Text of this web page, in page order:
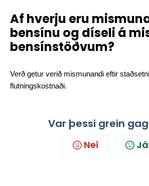
Af hverju eru
bensínu og díseli á
bensínstöðvum?
Verð getur verið mismunandi eftir
flutningskostnaði.
Var þessi grein
Nei Já